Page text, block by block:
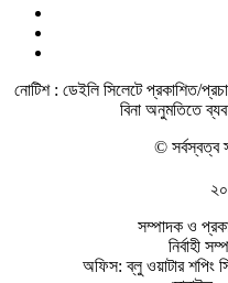
নোটিশ : ডেইলি সিলেটে প্রকাশিত/
বিনা অনুমতিতে
© সর্বস্বত্ব
সম্পাদক ও
নির্বাহী
অফিস: ব্লু ওয়াটার শপিং